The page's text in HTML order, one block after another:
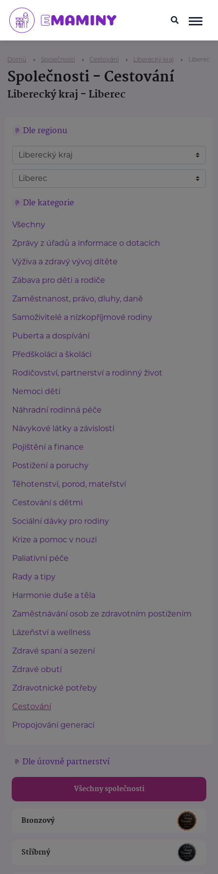
Domů Společnosti Cestování Liberecký kraj Liberec
Společnosti - Cestování
Liberecký kraj - Liberec
Dle regionu
Dle kategorie
Všechny
Zprávy z úřadů a informace o dotacích
Výživa a zdravý vývoj dítěte
Zábava pro děti a rodiče
Zaměstnanost, právo, dluhy, daně
Samoživitelé a nízkopříjmové rodiny
Puberta a dospívání
Předškoláci a školáci
Rodičovství, partnerství a rodinný život
Nemoci dětí
Náhradní rodinná péče
Návykové látky a závislosti
Pojištění a finance
Postižení a poruchy
Těhotenství, porod, mateřství
Cestování s dětmi
Sociální dávky pro rodiny
Krize a pomoc v nouzi
Paliativní péče
Rady a tipy
Harmonie duše a těla
Zaměstnávání osob ze zdravotním postižením
Lázeňství a wellness
Zdravé spaní a sezení
Zdravé obutí
Zdravotnické potřeby
Cestování
Propojování generací
Dle úrovně partnerství
Všechny společnosti
Bronzový
Stříbrný